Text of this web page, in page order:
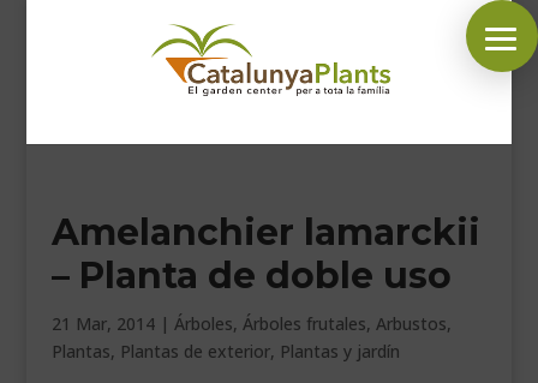
SÍGUENOS EN:
INICIO
PLANTAS
COMPLEMENTOS JARDÍN
MASCOTAS
Amelanchier lamarckii
– Planta de doble uso
21 Mar, 2014| Árboles, Árboles frutales, Arbustos,
Plantas, Plantas de exterior, Plantas y jardín